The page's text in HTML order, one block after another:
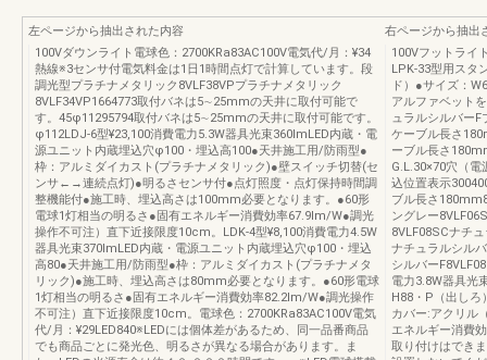
左ページから抽出された内容
100Vダウンライト電球色：2700KRa83AC100V電気代/月：¥34
熱線※3センサ付電気料金は1日1時間点灯で計算しています。段
調光型プラチナメタリック8VLF38VPプラチナメタリック
8VLF34VP1664773取付バネは5∼25mmの天井に取付可能で
す。45φ11295794取付バネは5∼25mmの天井に取付可能です。
φ112LDJ-6型¥23,100消費電力5.3W器具光束360lmLED内蔵・電
源ユニット内蔵埋込穴φ100・埋込高100●天井施工用/防雨型●
枠：アルミダイカスト(プラチナメタリック)●壁スイッチ切替(セ
ンサ←→連続点灯)●明るさセンサ付●点灯照度・点灯保持時間調
整機能付●施工時、埋込高さは100mm必要となります。●60形
電球1灯相当の明るさ●固有エネルギー消費効率67.9lm/W●調光
操作不可注）直下近接限度10cm。LDK-4型¥8,100消費電力4.5W
器具光束370lmLED内蔵・電源ユニット内蔵埋込穴φ100・埋込
高80●天井施工用/防雨型●枠：アルミダイカスト(プラチナメタ
リック)●施工時、埋込高さは80mm必要となります。●60形電球
1灯相当の明るさ●固有エネルギー消費効率82.2lm/W●調光操作
不可注）直下近接限度10cm。電球色：2700KRa83AC100V電気
代/月：¥29LED840※LEDには個体差があるため、同一品番商品
でも商品ごとに発光色、明るさが異なる場合があります。ま
右ページから抽出
100Vフットライ
LPK-33型用スタ
ド）●サイズ：
アルファベット
ュラルシルバー
ケーブル長さ
ーブル長さ
G.L.30×70穴（
込位置表示
ブル長さ
ングレー
8VLF08SCナチ
ナチュラルシル
シルバー
電力3.8W器具光
H88・P（出し
カバー:アクリル
エネルギー消費
取り付けはでき